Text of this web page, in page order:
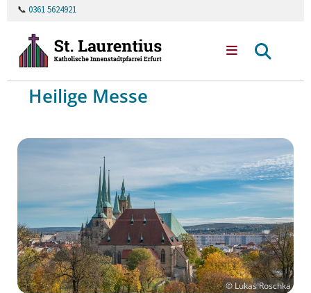
📞 0361 5624921
Heilige Messe
© Lukas Roschka